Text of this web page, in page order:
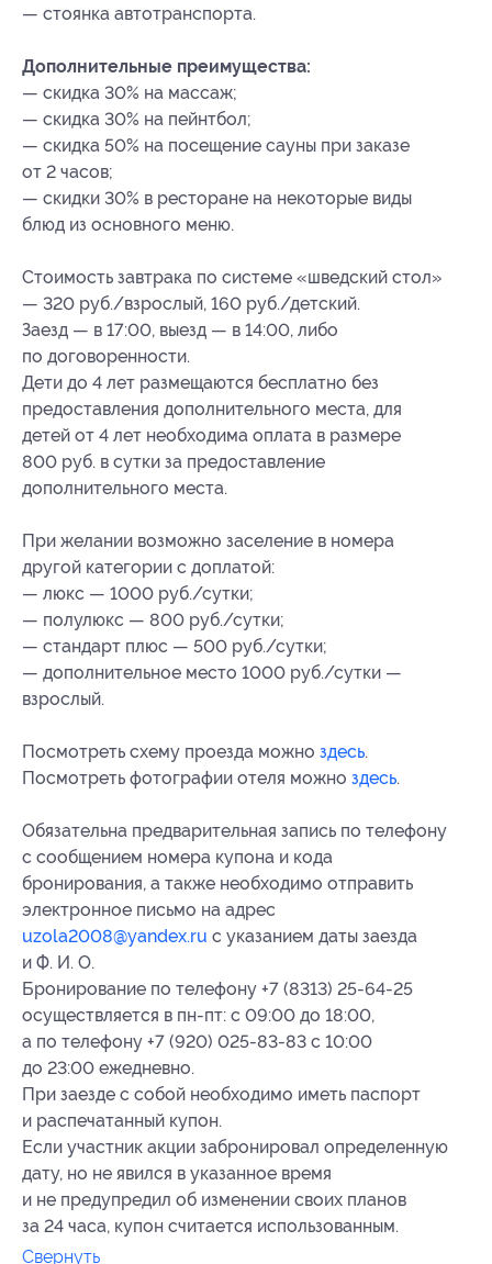
— стоянка автотранспорта.
Дополнительные преимущества:
— скидка 30% на массаж;
— скидка 30% на пейнтбол;
— скидка 50% на посещение сауны при заказе
от 2 часов;
— скидки 30% в ресторане на некоторые виды
блюд из основного меню.
Стоимость завтрака по системе «шведский стол»
— 320 руб./взрослый, 160 руб./детский.
Заезд — в 17:00, выезд — в 14:00, либо
по договоренности.
Дети до 4 лет размещаются бесплатно без
предоставления дополнительного места, для
детей от 4 лет необходима оплата в размере
800 руб. в сутки за предоставление
дополнительного места.
При желании возможно заселение в номера
другой категории с доплатой:
— люкс — 1000 руб./сутки;
— полулюкс — 800 руб./сутки;
— стандарт плюс — 500 руб./сутки;
— дополнительное место 1000 руб./сутки —
взрослый.
Посмотреть схему проезда можно здесь.
Посмотреть фотографии отеля можно здесь.
Обязательна предварительная запись по телефону
с сообщением номера купона и кода
бронирования, а также необходимо отправить
электронное письмо на адрес
uzola2008@yandex.ru с указанием даты заезда
и Ф. И. О.
Бронирование по телефону +7 (8313) 25-64-25
осуществляется в пн-пт: с 09:00 до 18:00,
а по телефону +7 (920) 025-83-83 с 10:00
до 23:00 ежедневно.
При заезде с собой необходимо иметь паспорт
и распечатанный купон.
Если участник акции забронировал определенную
дату, но не явился в указанное время
и не предупредил об изменении своих планов
за 24 часа, купон считается использованным.
Свернуть